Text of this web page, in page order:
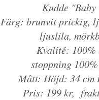
Kudde
Färg: brunvit prickig,
ljuslila,
Kvalité:
stoppning
Mått: Höjd: 34 cm
Pris: 199 kr,